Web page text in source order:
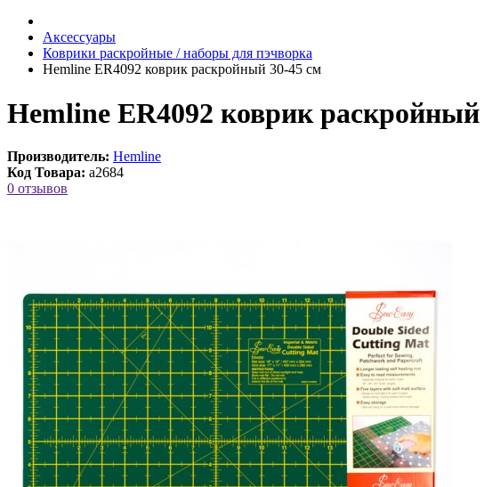
Аксессуары
Коврики раскройные / наборы для пэчворка
Hemline ER4092 коврик раскройный 30-45 см
Hemline ER4092 коврик раскройный
Производитель: Hemline
Код Товара: a2684
0 отзывов